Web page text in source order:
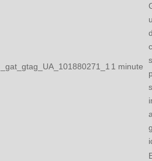
_gat_gtag_UA_101880271_1 1 minute